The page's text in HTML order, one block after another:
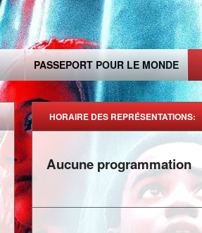
PASSEPORT POUR LE MONDE
HORAIRE DES REPRÉSENTATIONS:
Aucune programmation